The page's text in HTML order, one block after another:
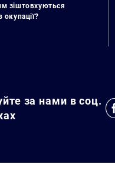
зіштовхуються
окупації?
за нами в соц.